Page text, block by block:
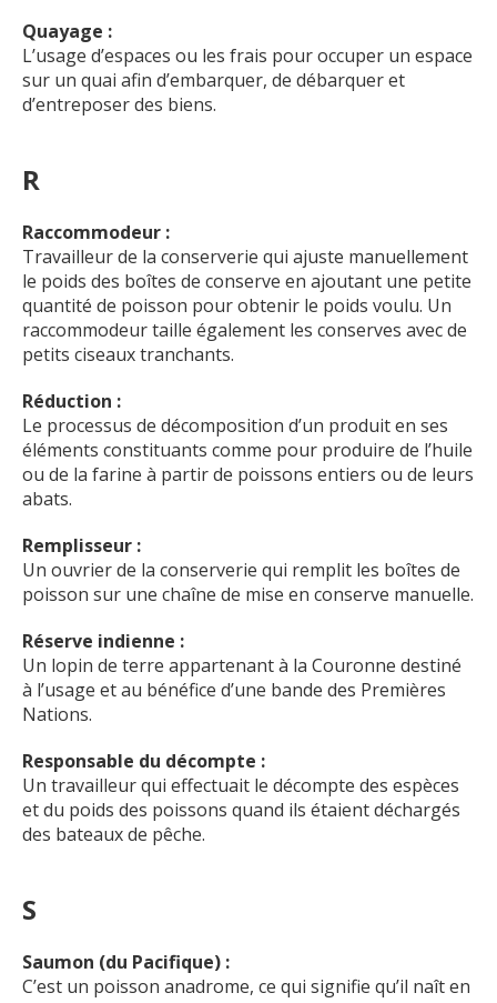
Quayage :
L’usage d’espaces ou les frais pour occuper un espace
sur un quai afin d’embarquer, de débarquer et
d’entreposer des biens.
R
Raccommodeur :
Travailleur de la conserverie qui ajuste manuellement
le poids des boîtes de conserve en ajoutant une petite
quantité de poisson pour obtenir le poids voulu. Un
raccommodeur taille également les conserves avec de
petits ciseaux tranchants.
Réduction :
Le processus de décomposition d’un produit en ses
éléments constituants comme pour produire de l’huile
ou de la farine à partir de poissons entiers ou de leurs
abats.
Remplisseur :
Un ouvrier de la conserverie qui remplit les boîtes de
poisson sur une chaîne de mise en conserve manuelle.
Réserve indienne :
Un lopin de terre appartenant à la Couronne destiné
à l’usage et au bénéfice d’une bande des Premières
Nations.
Responsable du décompte :
Un travailleur qui effectuait le décompte des espèces
et du poids des poissons quand ils étaient déchargés
des bateaux de pêche.
S
Saumon (du Pacifique) :
C’est un poisson anadrome, ce qui signifie qu’il naît en